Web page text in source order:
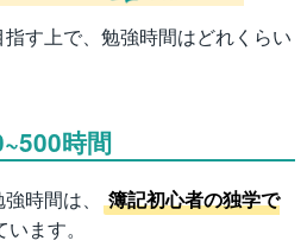
す上で、勉強時間はどれくらい
時間
時間は、
簿記初心者の独学で
ます。